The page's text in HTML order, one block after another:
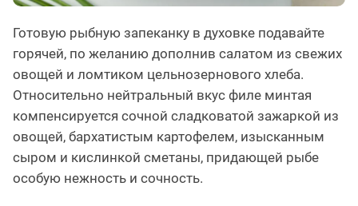
Готовую рыбную запеканку в духовке подавайте
горячей, по желанию дополнив салатом из свежих
овощей и ломтиком цельнозернового хлеба.
Относительно нейтральный вкус филе минтая
компенсируется сочной сладковатой зажаркой из
овощей, бархатистым картофелем, изысканным
сыром и кислинкой сметаны, придающей рыбе
особую нежность и сочность.